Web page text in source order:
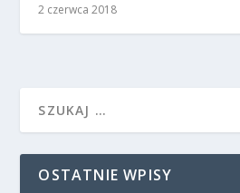
2 czerwca 2018
OSTATNIE WPISY